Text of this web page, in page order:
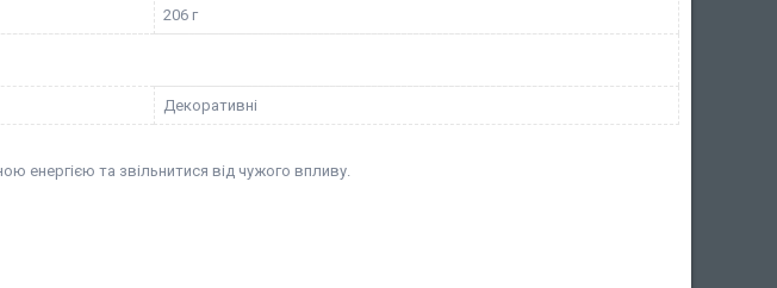
206 г
Декоративні
енергією та звільнитися від чужого впливу.